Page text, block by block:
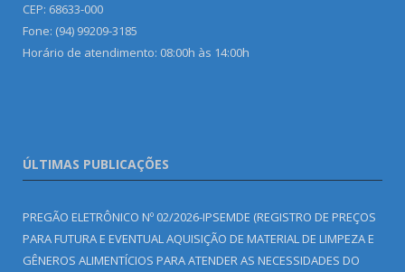
CEP: 68633-000
Fone: (94) 99209-3185
Horário de atendimento: 08:00h às 14:00h
ÚLTIMAS PUBLICAÇÕES
PREGÃO ELETRÔNICO Nº 02/2026-IPSEMDE (REGISTRO DE PREÇOS
PARA FUTURA E EVENTUAL AQUISIÇÃO DE MATERIAL DE LIMPEZA E
GÊNEROS ALIMENTÍCIOS PARA ATENDER AS NECESSIDADES DO